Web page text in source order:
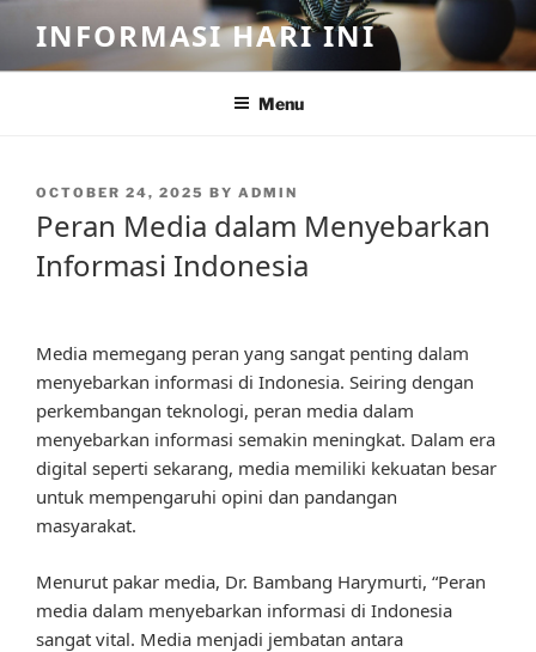
content
INFORMASI HARI INI
Menu
POSTED
OCTOBER 24, 2025 BY ADMIN
Peran Media dalam Menyebarkan
Informasi Indonesia
Media memegang peran yang sangat penting dalam
menyebarkan informasi di Indonesia. Seiring dengan
perkembangan teknologi, peran media dalam
menyebarkan informasi semakin meningkat. Dalam era
digital seperti sekarang, media memiliki kekuatan besar
untuk mempengaruhi opini dan pandangan
masyarakat.
Menurut pakar media, Dr. Bambang Harymurti, “Peran
media dalam menyebarkan informasi di Indonesia
sangat vital. Media menjadi jembatan antara